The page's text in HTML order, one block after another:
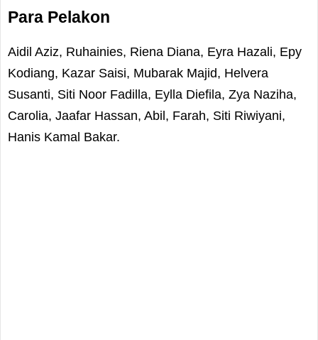
Para Pelakon
Aidil Aziz, Ruhainies, Riena Diana, Eyra Hazali, Epy
Kodiang, Kazar Saisi, Mubarak Majid, Helvera
Susanti, Siti Noor Fadilla, Eylla Diefila, Zya Naziha,
Carolia, Jaafar Hassan, Abil, Farah, Siti Riwiyani,
Hanis Kamal Bakar.